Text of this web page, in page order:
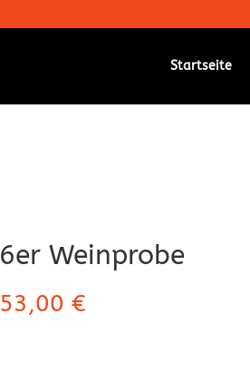
Startseite
6er Weinprobe
53,00 €